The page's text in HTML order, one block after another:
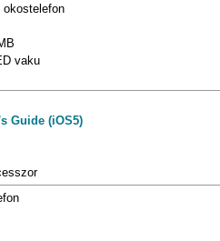
okostelefon
vaku
Guide (iOS5)